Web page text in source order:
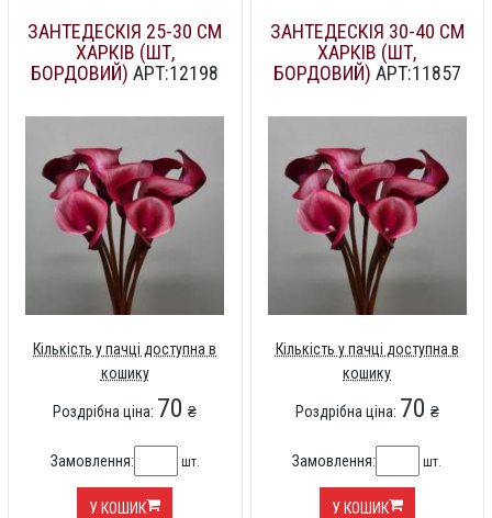
ЗАНТЕДЕСКІЯ 25-30 СМ
ХАРКІВ (ШТ,
БОРДОВИЙ) АРТ:12198
Кількість у пачці доступна в
кошику
Роздрібна ціна: 70 ₴
Замовлення: шт.
У КОШИК
ЗАНТЕДЕСКІЯ 30-40 СМ
ХАРКІВ (ШТ,
БОРДОВИЙ) АРТ:11857
Кількість у пачці доступна в
кошику
Роздрібна ціна: 70 ₴
Замовлення: шт.
У КОШИК